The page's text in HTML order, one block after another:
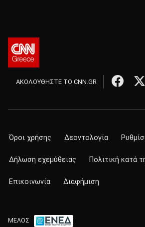
ΑΚΟΛΟΥΘΗΣΤΕ ΤΟ CNN.GR
Όροι χρήσης Δεοντολογία
Δήλωση εχεμύθειας Πολιτική κατά
Επικοινωνία Διαφήμιση
ΜΕΛΟΣ